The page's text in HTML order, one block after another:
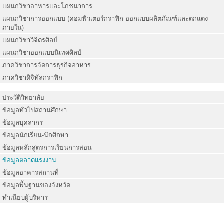
แผนกวิชาอาหารและโภชนาการ
แผนกวิชาการออกแบบ (คอมพิวเตอร์กราฟิก ออกแบบผลิตภัณฑ์และตกแต่ง
ภายใน)
แผนกวิชาวิจิตรศิลป์
แผนกวิชาออกแบบนิเทศศิลป์
ภาควิชาการจัดการธุรกิจอาหาร
ภาควิชาดิจิทัลกราฟิก
ประวัติวิทยาลัย
ข้อมูลทั่วไปสถานศึกษา
ข้อมูลบุคลากร
ข้อมูลนักเรียน-นักศึกษา
ข้อมูลหลักสูตรการเรียนการสอน
ข้อมูลตลาดแรงงาน
ข้อมูลอาคารสถานที่
ข้อมูลพื้นฐานของจังหวัด
ทำเนียบผู้บริหาร